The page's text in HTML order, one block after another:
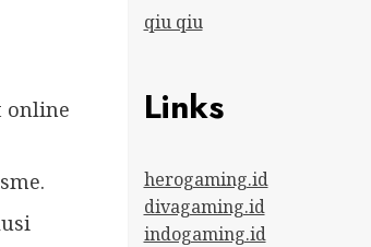
online
qiu qiu
Links
herogaming.id
divagaming.id
indogaming.id